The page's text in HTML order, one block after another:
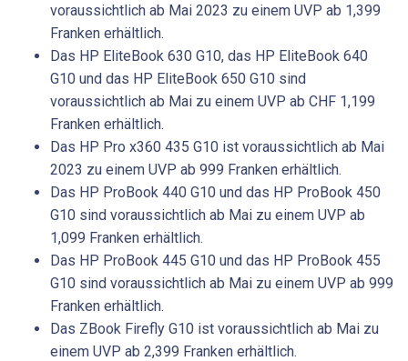
voraussichtlich ab Mai 2023 zu einem UVP ab 1,399
Franken erhältlich.
Das HP EliteBook 630 G10, das HP EliteBook 640
G10 und das HP EliteBook 650 G10 sind
voraussichtlich ab Mai zu einem UVP ab CHF 1,199
Franken erhältlich.
Das HP Pro x360 435 G10 ist voraussichtlich ab Mai
2023 zu einem UVP ab 999 Franken erhältlich.
Das HP ProBook 440 G10 und das HP ProBook 450
G10 sind voraussichtlich ab Mai zu einem UVP ab
1,099 Franken erhältlich.
Das HP ProBook 445 G10 und das HP ProBook 455
G10 sind voraussichtlich ab Mai zu einem UVP ab 999
Franken erhältlich.
Das ZBook Firefly G10 ist voraussichtlich ab Mai zu
einem UVP ab 2,399 Franken erhältlich.